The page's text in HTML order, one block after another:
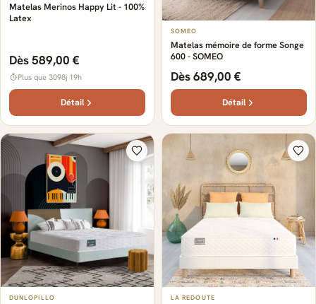
Matelas Merinos Happy Lit - 100%
Latex
Dès 589,00 €
Plus que 3098j 19h
Détail
SOMEO
Matelas mémoire de forme Songe
600 - SOMEO
Dès 689,00 €
Détail
DUNLOPILLO LA REDOUTE